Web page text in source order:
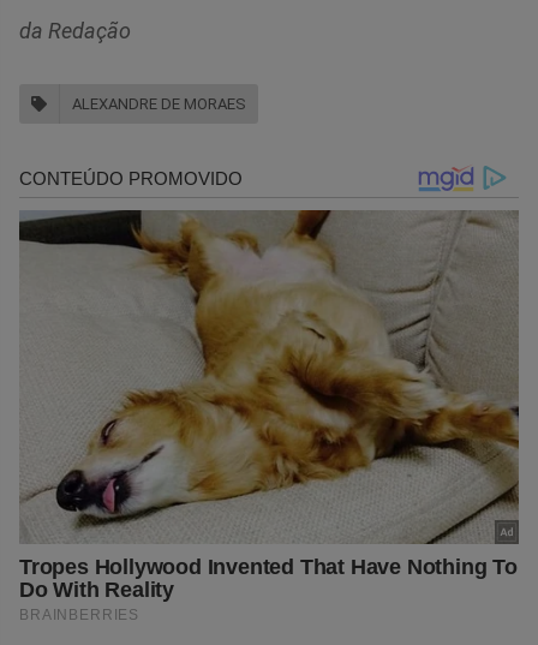
da Redação
ALEXANDRE DE MORAES